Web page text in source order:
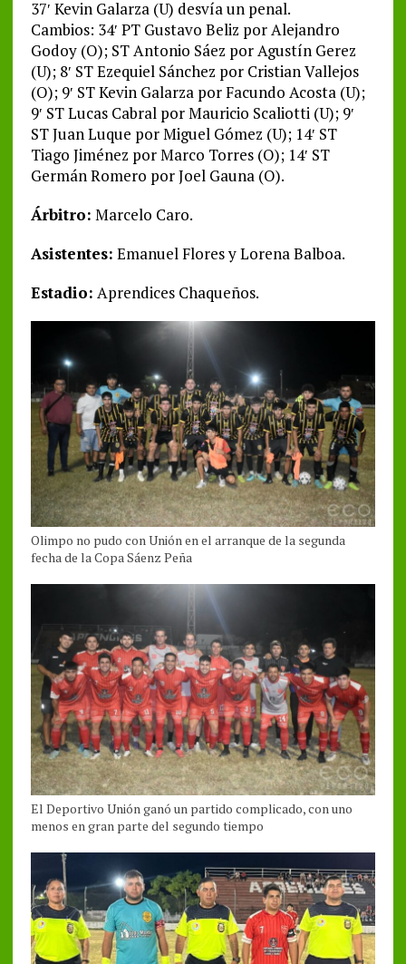
37′ Kevin Galarza (U) desvía un penal.
Cambios: 34′ PT Gustavo Beliz por Alejandro
Godoy (O); ST Antonio Sáez por Agustín Gerez
(U); 8′ ST Ezequiel Sánchez por Cristian Vallejos
(O); 9′ ST Kevin Galarza por Facundo Acosta (U);
9′ ST Lucas Cabral por Mauricio Scaliotti (U); 9′
ST Juan Luque por Miguel Gómez (U); 14′ ST
Tiago Jiménez por Marco Torres (O); 14′ ST
Germán Romero por Joel Gauna (O).
Árbitro: Marcelo Caro.
Asistentes: Emanuel Flores y Lorena Balboa.
Estadio: Aprendices Chaqueños.
Olimpo no pudo con Unión en el arranque de la segunda
fecha de la Copa Sáenz Peña
El Deportivo Unión ganó un partido complicado, con uno
menos en gran parte del segundo tiempo